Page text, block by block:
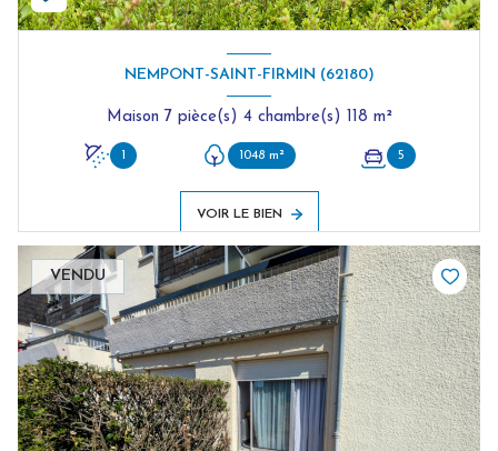
NEMPONT-SAINT-FIRMIN (62180)
Maison 7 pièce(s) 4 chambre(s) 118 m²
1 1048 m² 5
VOIR LE BIEN
VENDU